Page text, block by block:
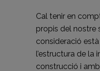
Cal tenir en
propis del nostre
consideració
l’estructura de la
construcció i